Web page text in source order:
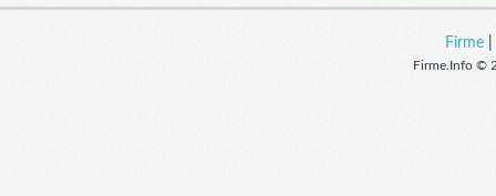
Firme|
Firme.Info ©